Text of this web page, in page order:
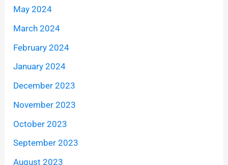
May 2024
March 2024
February 2024
January 2024
December 2023
November 2023
October 2023
September 2023
August 2023